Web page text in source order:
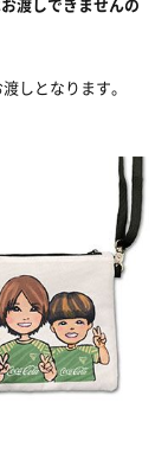
となります。